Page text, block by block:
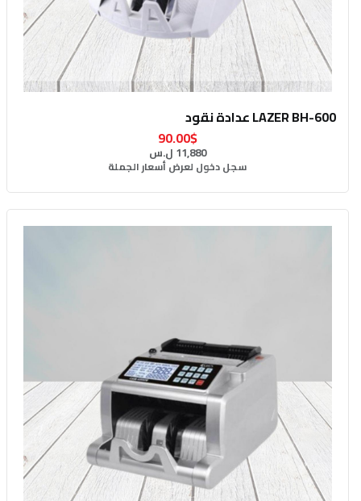
LAZER BH-600 عدادة نقود
90.00$
11,880 ل.س
سجل دخول لعرض أسعار الجملة